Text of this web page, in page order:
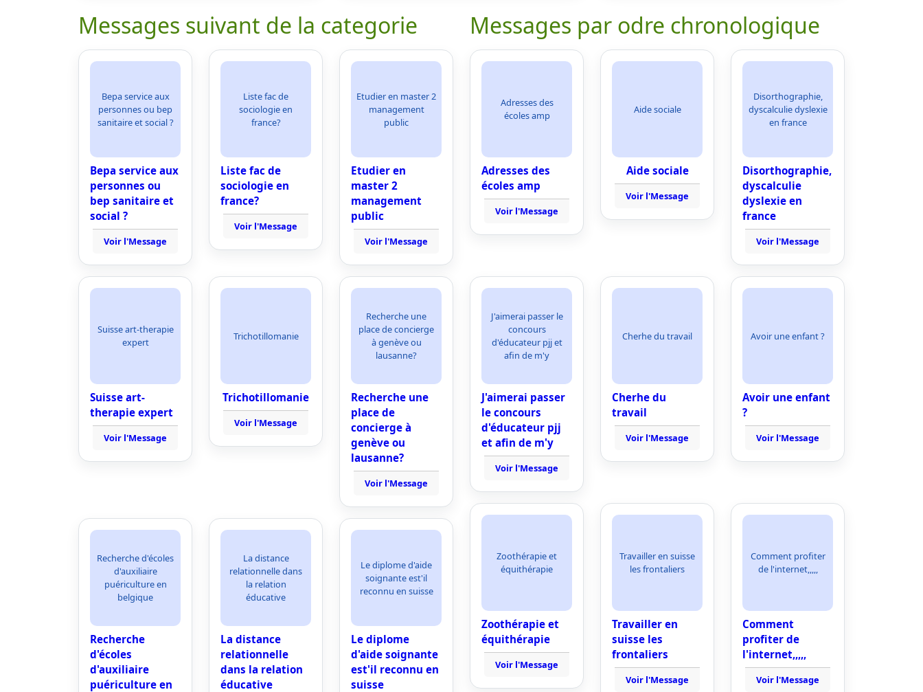
Messages suivant de la categorie
Bepa service aux
personnes ou bep
sanitaire et social ?
Bepa service aux
personnes ou
bep sanitaire et
social ?
Voir l'Message
Liste fac de
sociologie en
france?
Liste fac de
sociologie en
france?
Voir l'Message
Etudier en master 2
management
public
Etudier en
master 2
management
public
Voir l'Message
Suisse art-therapie
expert
Suisse art-
therapie expert
Voir l'Message
Trichotillomanie
Trichotillomanie
Voir l'Message
Recherche une
place de concierge
à genève ou
lausanne?
Recherche une
place de
concierge à
genève ou
lausanne?
Voir l'Message
Recherche d'écoles
d'auxiliaire
puériculture en
belgique
Recherche
d'écoles
d'auxiliaire
puériculture en
La distance
relationnelle dans
la relation
éducative
La distance
relationnelle
dans la relation
éducative
Le diplome d'aide
soignante est'il
reconnu en suisse
Le diplome
d'aide soignante
est'il reconnu en
suisse
Messages par odre chronologique
Adresses des
écoles amp
Adresses des
écoles amp
Voir l'Message
Aide sociale
Aide sociale
Voir l'Message
Disorthographie,
dyscalculie dyslexie
en france
Disorthographie,
dyscalculie
dyslexie en
france
Voir l'Message
J'aimerai passer le
concours
d'éducateur pjj et
afin de m'y
J'aimerai passer
le concours
d'éducateur pjj
et afin de m'y
Voir l'Message
Cherhe du travail
Cherhe du
travail
Voir l'Message
Avoir une enfant ?
Avoir une enfant
?
Voir l'Message
Zoothérapie et
équithérapie
Zoothérapie et
équithérapie
Voir l'Message
Travailler en suisse
les frontaliers
Travailler en
suisse les
frontaliers
Voir l'Message
Comment profiter
de l'internet,,,,,
Comment
profiter de
l'internet,,,,,
Voir l'Message